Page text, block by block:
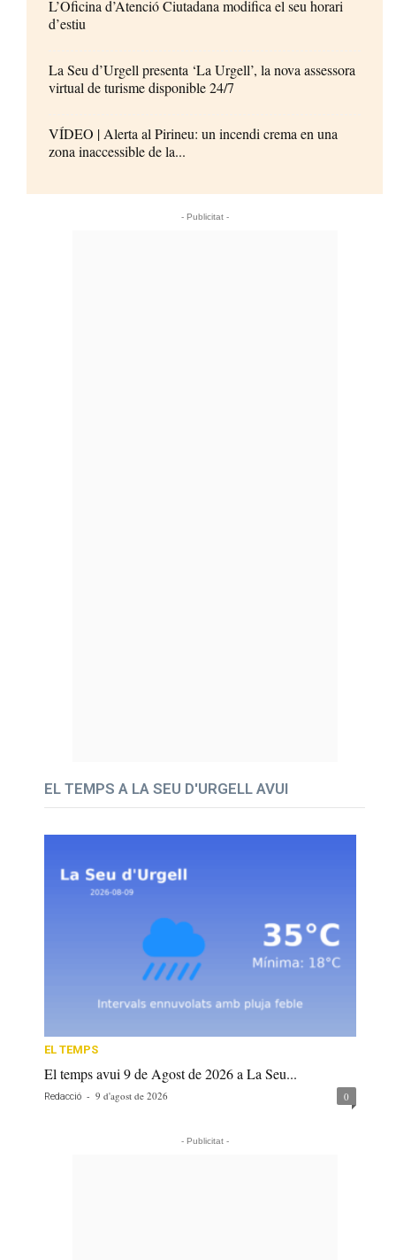
L’Oficina d’Atenció Ciutadana modifica el seu horari
d’estiu
La Seu d’Urgell presenta ‘La Urgell’, la nova assessora
virtual de turisme disponible 24/7
VÍDEO | Alerta al Pirineu: un incendi crema en una
zona inaccessible de la...
- Publicitat -
EL TEMPS A LA SEU D'URGELL AVUI
EL TEMPS
El temps avui 9 de Agost de 2026 a La Seu...
Redacció - 9 d'agost de 2026 0
- Publicitat -